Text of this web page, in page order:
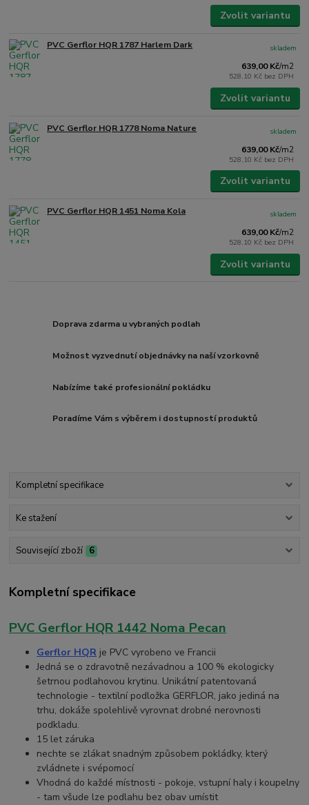
Zvolit variantu
PVC Gerflor HQR 1787 Harlem Dark
639,00 Kč/m2
528,10 Kč bez DPH
skladem
Zvolit variantu
PVC Gerflor HQR 1778 Noma Nature
639,00 Kč/m2
528,10 Kč bez DPH
skladem
Zvolit variantu
PVC Gerflor HQR 1451 Noma Kola
639,00 Kč/m2
528,10 Kč bez DPH
skladem
Zvolit variantu
Doprava zdarma u vybraných podlah
Možnost vyzvednutí objednávky na naší vzorkovně
Nabízíme také profesionální pokládku
Poradíme Vám s výběrem i dostupností produktů
Kompletní specifikace
Ke stažení
Související zboží 6
Kompletní specifikace
PVC Gerflor HQR 1442 Noma Pecan
Gerflor HQR je PVC vyrobeno ve Francii
Jedná se o zdravotně nezávadnou a 100 % ekologicky
šetrnou podlahovou krytinu. Unikátní patentovaná
technologie - textilní podložka GERFLOR, jako jediná na
trhu, dokáže spolehlivě vyrovnat drobné nerovnosti
podkladu.
15 let záruka
nechte se zlákat snadným způsobem pokládky, který
zvládnete i svépomocí
Vhodná do každé místnosti - pokoje, vstupní haly i koupelny
- tam všude lze podlahu bez obav umístit